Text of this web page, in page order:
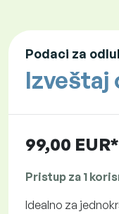
Podaci za
Izveštaj
99,00 EUR*
Pristup za 1
Idealno za